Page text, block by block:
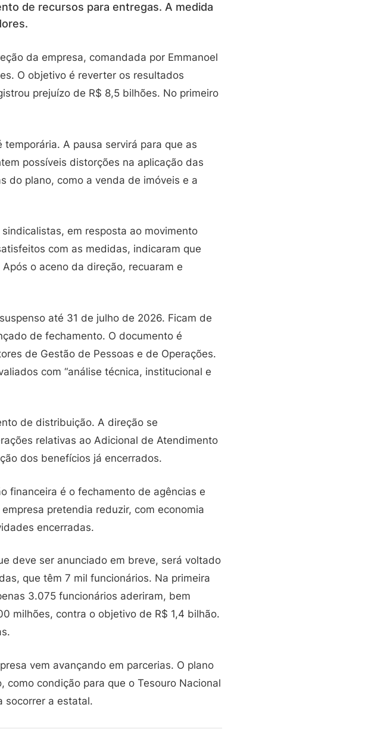
de recursos para entregas. A medida
da empresa, comandada por Emmanoel
O objetivo é reverter os resultados
prejuízo de R$ 8,5 bilhões. No primeiro
A pausa servirá para que as
possíveis distorções na aplicação das
do plano, como a venda de imóveis e a
em resposta ao movimento
com as medidas, indicaram que
o aceno da direção, recuaram e
até 31 de julho de 2026. Ficam de
de fechamento. O documento é
de Gestão de Pessoas e de Operações.
com “análise técnica, institucional e
de distribuição. A direção se
relativas ao Adicional de Atendimento
dos benefícios já encerrados.
financeira é o fechamento de agências e
pretendia reduzir, com economia
encerradas.
deve ser anunciado em breve, será voltado
que têm 7 mil funcionários. Na primeira
3.075 funcionários aderiram, bem
milhões, contra o objetivo de R$ 1,4 bilhão.
vem avançando em parcerias. O plano
condição para que o Tesouro Nacional
socorrer a estatal.